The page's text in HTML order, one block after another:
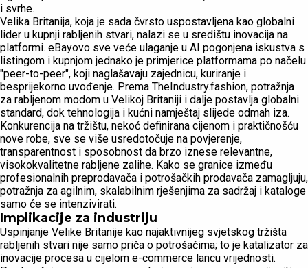
i svrhe.
Velika Britanija, koja je sada čvrsto uspostavljena kao globalni
lider u kupnji rabljenih stvari, nalazi se u središtu inovacija na
platformi. eBayovo sve veće ulaganje u AI pogonjena iskustva s
listingom i kupnjom jednako je primjerice platformama po načelu
"peer-to-peer", koji naglašavaju zajednicu, kuriranje i
besprijekorno uvođenje. Prema TheIndustry.fashion, potražnja
za rabljenom modom u Velikoj Britaniji i dalje postavlja globalni
standard, dok tehnologija i kućni namještaj slijede odmah iza.
Konkurencija na tržištu, nekoć definirana cijenom i praktičnošću
nove robe, sve se više usredotočuje na povjerenje,
transparentnost i sposobnost da brzo iznese relevantne,
visokokvalitetne rabljene zalihe. Kako se granice između
profesionalnih preprodavača i potrošačkih prodavača zamagljuju,
potražnja za agilnim, skalabilnim rješenjima za sadržaj i kataloge
samo će se intenzivirati.
Implikacije za industriju
Uspinjanje Velike Britanije kao najaktivnijeg svjetskog tržišta
rabljenih stvari nije samo priča o potrošačima; to je katalizator za
inovacije procesa u cijelom e-commerce lancu vrijednosti.